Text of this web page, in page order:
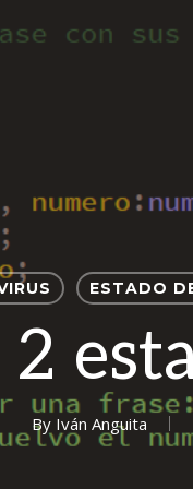
ESTADO
By Iván Anguita